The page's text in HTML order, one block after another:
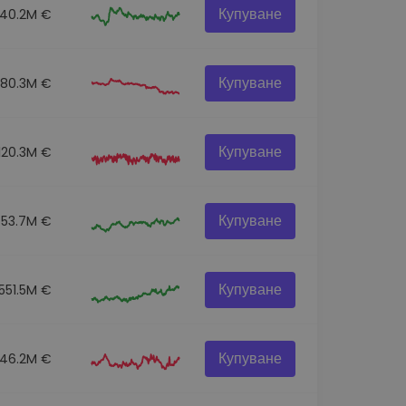
€ Купуване
80.3M € Купуване
€ Купуване
53.7M € Купуване
€ Купуване
46.2M € Купуване